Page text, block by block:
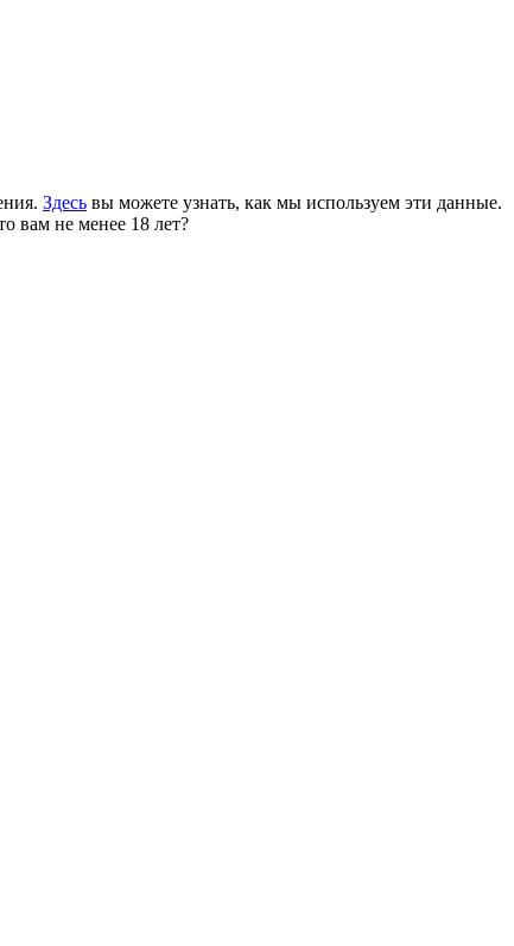
Здесь вы можете узнать, как мы используем эти данные.
вам не менее 18 лет?